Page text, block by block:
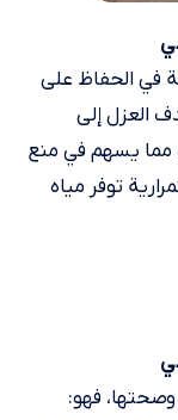
في الحفاظ على
العزل إلى
مما يسهم في منع
توفر مياه
وصحتها، فهو: